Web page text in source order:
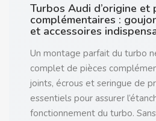
Turbos Audi d’origine et
complémentaires :
et accessoires
Un montage parfait du turbo
complet de pièces
joints, écrous et seringue de
essentiels pour assurer
fonctionnement du turbo.